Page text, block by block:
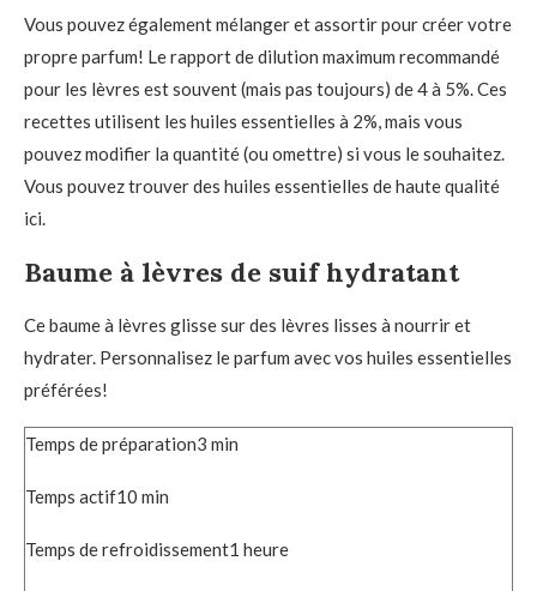
Vous pouvez également mélanger et assortir pour créer votre
propre parfum! Le rapport de dilution maximum recommandé
pour les lèvres est souvent (mais pas toujours) de 4 à 5%. Ces
recettes utilisent les huiles essentielles à 2%, mais vous
pouvez modifier la quantité (ou omettre) si vous le souhaitez.
Vous pouvez trouver des huiles essentielles de haute qualité
ici.
Baume à lèvres de suif hydratant
Ce baume à lèvres glisse sur des lèvres lisses à nourrir et
hydrater. Personnalisez le parfum avec vos huiles essentielles
préférées!
Temps de préparation3 min
Temps actif10 min
Temps de refroidissement1 heure